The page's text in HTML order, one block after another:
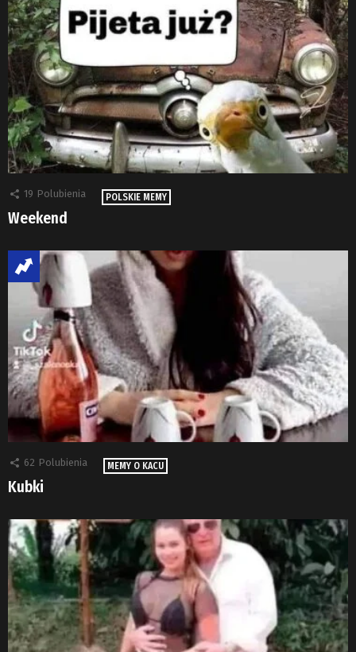
19 Polubienia POLSKIE MEMY
Weekend
62 Polubienia MEMY O KACU
Kubki